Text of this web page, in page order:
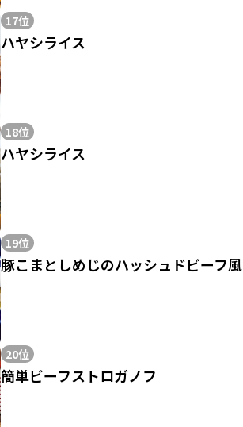
17位
ハヤシライス
18位
ハヤシライス
19位
豚こまとしめじのハッシュドビーフ風
20位
簡単ビーフストロガノフ